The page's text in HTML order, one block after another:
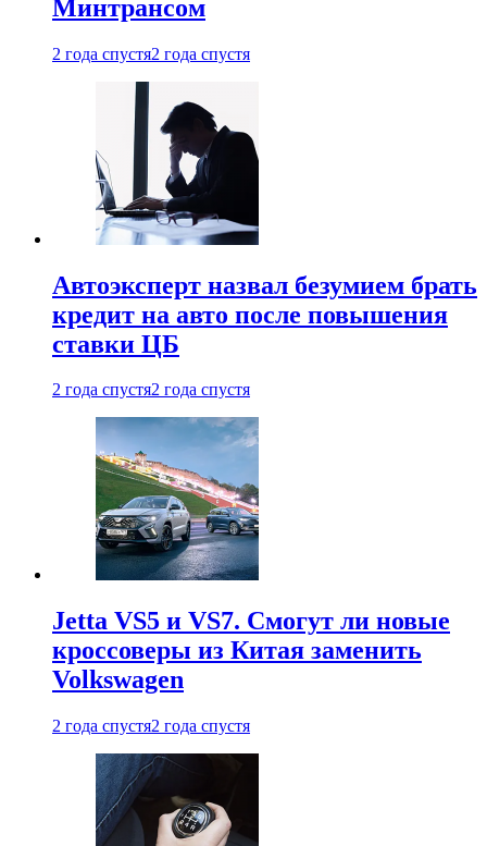
Минтрансом
2 года спустя2 года спустя
Автоэксперт назвал безумием брать
кредит на авто после повышения
ставки ЦБ
2 года спустя2 года спустя
Jetta VS5 и VS7. Смогут ли новые
кроссоверы из Китая заменить
Volkswagen
2 года спустя2 года спустя